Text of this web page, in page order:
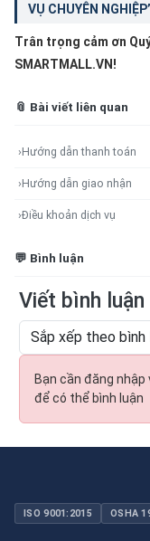
VỤ CHUYÊN
Trân trọng cảm ơn
SMARTMALL.VN!
📎 Bài viết liên quan
›Hướng dẫn thanh toán
›Hướng dẫn giao nhận
›Điều khoản dịch vụ
💬 Bình luận
Viết bình luận
Bạn cần đăng
để có thể bình luận
ISO 9001:2015 OSHA